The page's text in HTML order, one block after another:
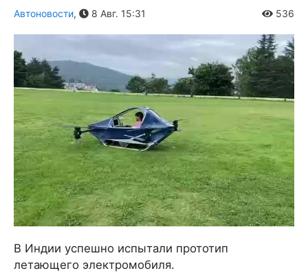
Автоновости, 8 Авг. 15:31 536
В Индии успешно испытали прототип
летающего электромобиля.